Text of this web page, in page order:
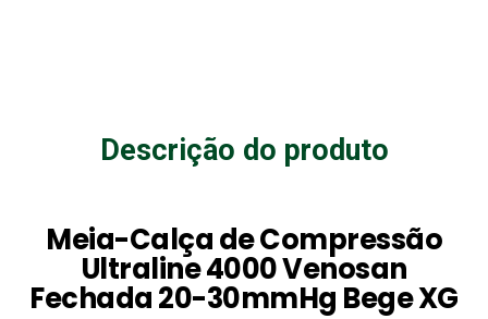
Descrição do produto
Meia-Calça de Compressão
Ultraline 4000 Venosan
Fechada 20-30mmHg Bege XG